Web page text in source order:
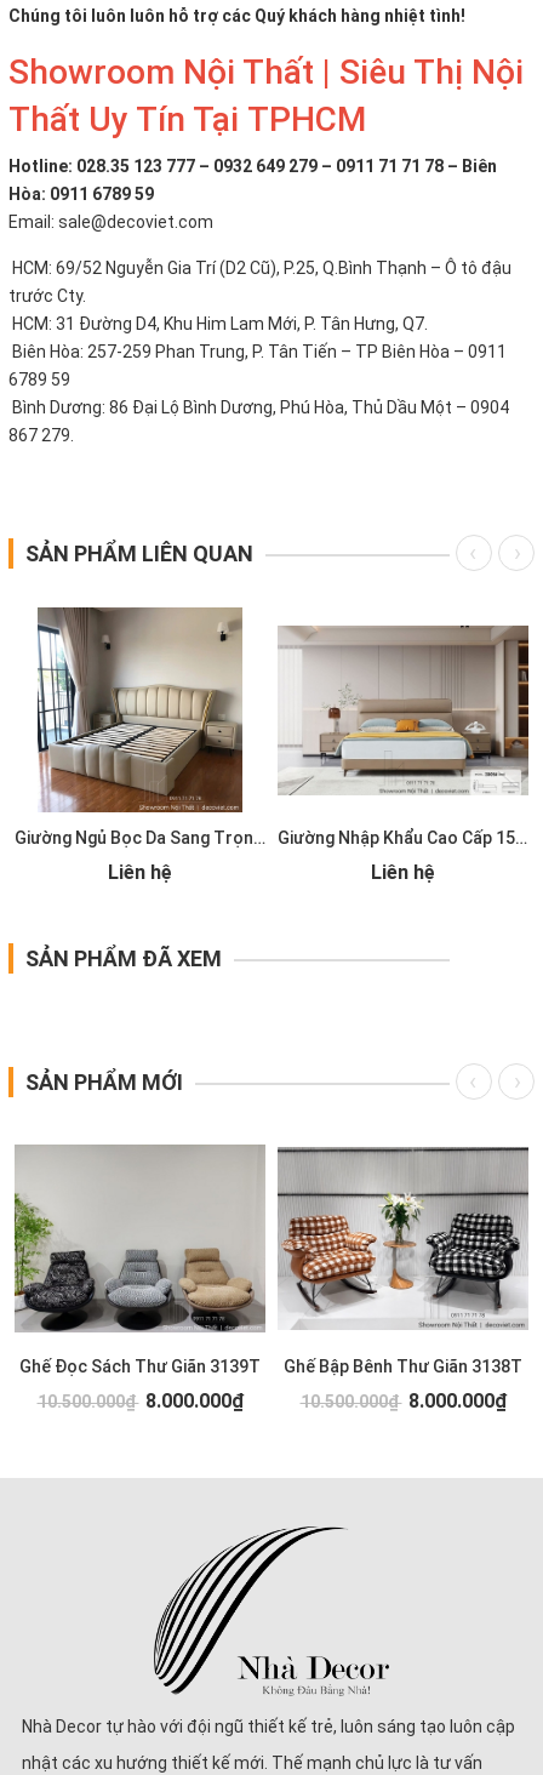
Chúng tôi luôn luôn hỗ trợ các Quý khách hàng nhiệt tình!
Showroom Nội Thất | Siêu Thị Nội
Thất Uy Tín Tại TPHCM
Hotline: 028.35 123 777 – 0932 649 279 – 0911 71 71 78 – Biên
Hòa: 0911 6789 59
Email: sale@decoviet.com
HCM: 69/52 Nguyễn Gia Trí (D2 Cũ), P.25, Q.Bình Thạnh – Ô tô đậu
trước Cty.
HCM: 31 Đường D4, Khu Him Lam Mới, P. Tân Hưng, Q7.
Biên Hòa: 257-259 Phan Trung, P. Tân Tiến – TP Biên Hòa – 0911
6789 59
Bình Dương: 86 Đại Lộ Bình Dương, Phú Hòa, Thủ Dầu Một – 0904
867 279.
SẢN PHẨM LIÊN QUAN
Giường Ngủ Bọc Da Sang Trọng 209T
Liên hệ
Giường Nhập Khẩu Cao Cấp 157T
Liên hệ
SẢN PHẨM ĐÃ XEM
SẢN PHẨM MỚI
Ghế Đọc Sách Thư Giãn 3139T
10.500.000₫ 8.000.000₫
Ghế Bập Bênh Thư Giãn 3138T
10.500.000₫ 8.000.000₫
Nhà Decor tự hào với đội ngũ thiết kế trẻ, luôn sáng tạo luôn cập
nhật các xu hướng thiết kế mới. Thế mạnh chủ lực là tư vấn